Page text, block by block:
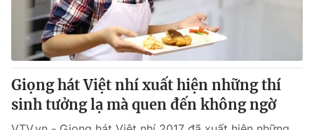
Sản phẩm
Thị trường
Tư vấn
Lịch phát sóng
Chuyên mục khác
Emagazine Podcast
Giọng hát Việt nhí xuất hiện những thí
sinh tưởng lạ mà quen đến không ngờ